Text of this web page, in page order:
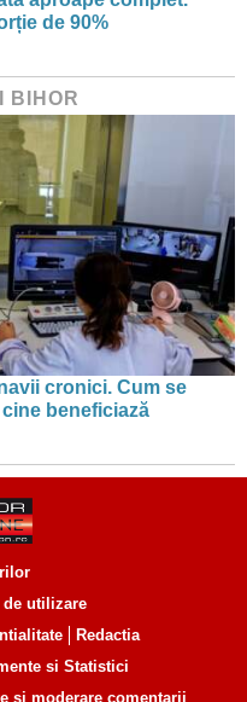
de 90%
BIHOR
cronici. Cum se
beneficiază
utilizare
Redactia
și moderare comentarii